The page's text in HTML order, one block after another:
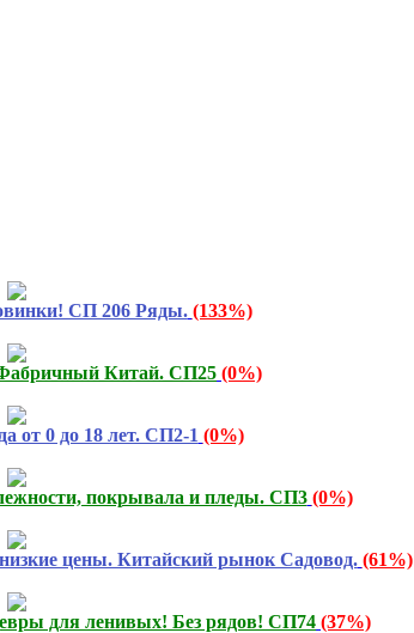
СП 206 Ряды. (133%)
Китай. СП25 (0%)
от 0 до 18 лет. СП2-1 (0%)
покрывала и пледы. СП3 (0%)
цены. Китайский рынок Садовод. (61%)
для ленивых! Без рядов! СП74 (37%)